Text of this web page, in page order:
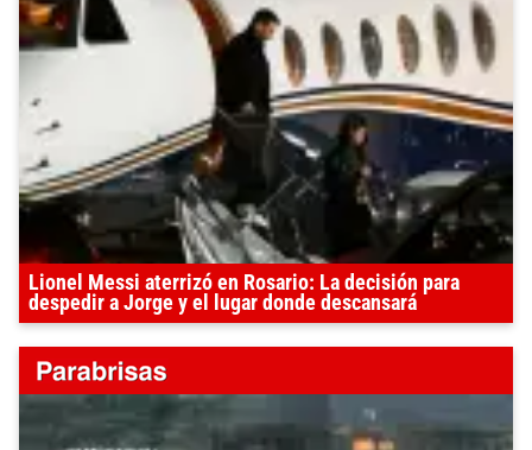
Lionel Messi aterrizó en Rosario: La decisión para
despedir a Jorge y el lugar donde descansará